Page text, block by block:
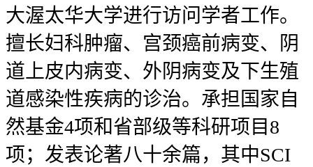
大渥太华大学进行访问学者工作。
擅长妇科肿瘤、宫颈癌前病变、阴
道上皮内病变、外阴病变及下生殖
道感染性疾病的诊治。承担国家自
然基金4项和省部级等科研项目8
项；发表论著八十余篇，其中SCI